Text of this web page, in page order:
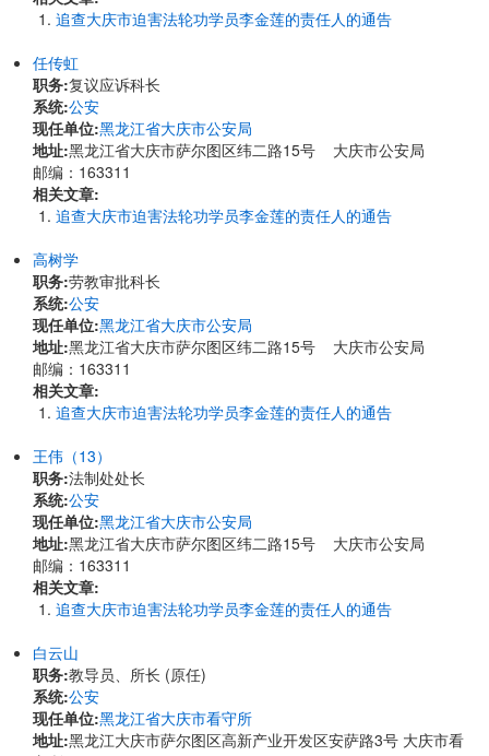
追查大庆市迫害法轮功学员李金莲的责任人的通告
任传虹
职务:复议应诉科长
系统:公安
现任单位:黑龙江省大庆市公安局
地址:黑龙江省大庆市萨尔图区纬二路15号 大庆市公安局
邮编：163311
相关文章:
追查大庆市迫害法轮功学员李金莲的责任人的通告
高树学
职务:劳教审批科长
系统:公安
现任单位:黑龙江省大庆市公安局
地址:黑龙江省大庆市萨尔图区纬二路15号 大庆市公安局
邮编：163311
相关文章:
追查大庆市迫害法轮功学员李金莲的责任人的通告
王伟（13）
职务:法制处处长
系统:公安
现任单位:黑龙江省大庆市公安局
地址:黑龙江省大庆市萨尔图区纬二路15号 大庆市公安局
邮编：163311
相关文章:
追查大庆市迫害法轮功学员李金莲的责任人的通告
白云山
职务:教导员、所长 (原任)
系统:公安
现任单位:黑龙江省大庆市看守所
地址:黑龙江大庆市萨尔图区高新产业开发区安萨路3号 大庆市看